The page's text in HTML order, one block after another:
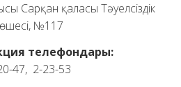
Сарқан қаласы Тәуелсіздік
№117
телефондары:
47, 2-23-53